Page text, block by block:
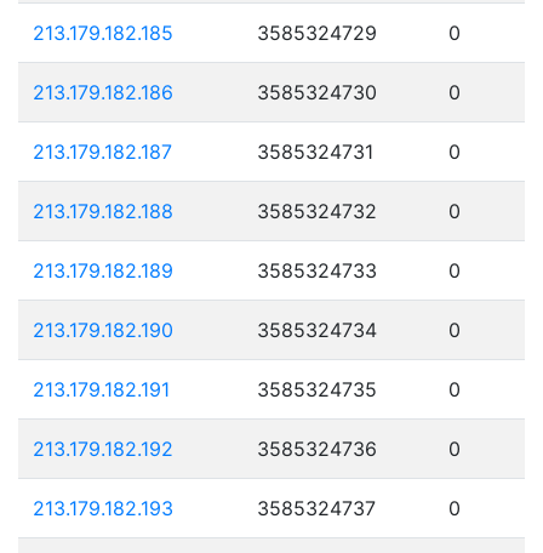
213.179.182.185 3585324729 0
213.179.182.186 3585324730 0
213.179.182.187 3585324731 0
213.179.182.188 3585324732 0
213.179.182.189 3585324733 0
213.179.182.190 3585324734 0
213.179.182.191 3585324735 0
213.179.182.192 3585324736 0
213.179.182.193 3585324737 0